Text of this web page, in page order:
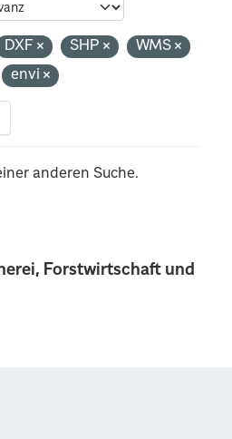
Forstwirtschaft und
DXF SHP
WMS
envi
anderen Suche.